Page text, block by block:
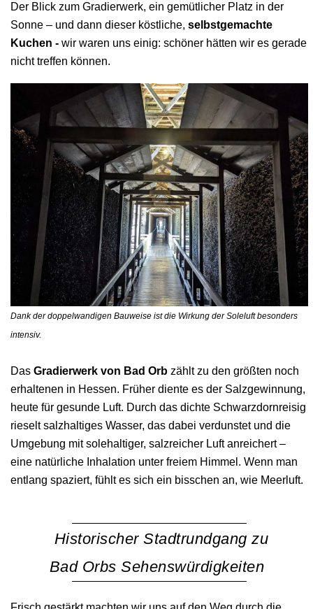
Der Blick zum Gradierwerk, ein gemütlicher Platz in der
Sonne – und dann dieser köstliche, selbstgemachte
Kuchen - wir waren uns einig: schöner hätten wir es gerade
nicht treffen können.
Dank der doppelwandigen Bauweise ist die Wirkung der Soleluft besonders
intensiv.
Das Gradierwerk von Bad Orb zählt zu den größten noch
erhaltenen in Hessen. Früher diente es der Salzgewinnung,
heute für gesunde Luft. Durch das dichte Schwarzdornreisig
rieselt salzhaltiges Wasser, das dabei verdunstet und die
Umgebung mit solehaltiger, salzreicher Luft anreichert –
eine natürliche Inhalation unter freiem Himmel. Wenn man
entlang spaziert, fühlt es sich ein bisschen an, wie Meerluft.
Historischer Stadtrundgang zu
Bad Orbs Sehenswürdigkeiten